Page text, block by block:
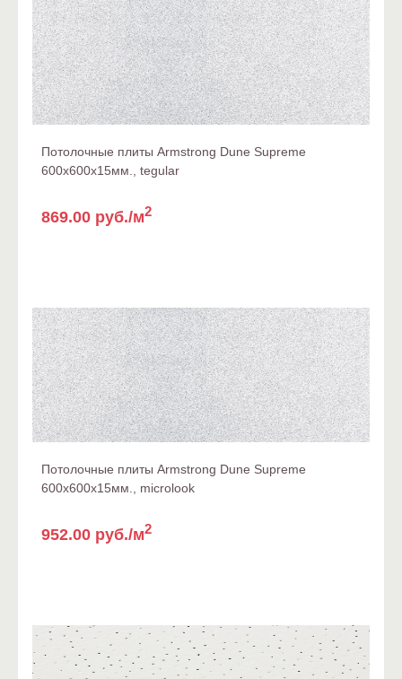
Потолочные плиты Armstrong Dune Supreme
600x600x15мм., tegular
869.00 руб./м2
Потолочные плиты Armstrong Dune Supreme
600x600x15мм., microlook
952.00 руб./м2